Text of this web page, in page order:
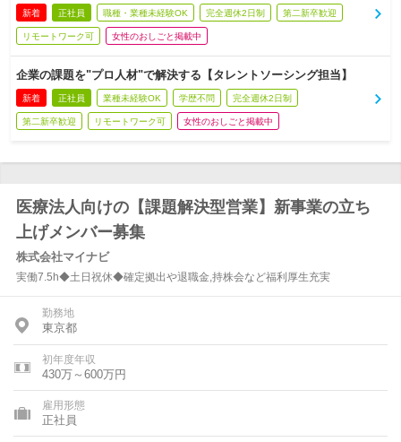
新着 正社員 職種・業種未経験OK 完全週休2日制 第二新卒歓迎
リモートワーク可 女性のおしごと掲載中
企業の課題を"プロ人材"で解決する【タレントソーシング担当】
新着 正社員 業種未経験OK 学歴不問 完全週休2日制
第二新卒歓迎 リモートワーク可 女性のおしごと掲載中
医療法人向けの【課題解決型営業】新事業の立ち
上げメンバー募集
株式会社マイナビ
実働7.5h◆土日祝休◆確定拠出や退職金,持株会など福利厚生充実
勤務地
東京都
初年度年収
430万～600万円
雇用形態
正社員